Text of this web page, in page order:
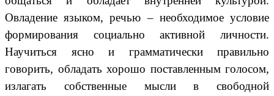
Овладение языком, речью – необходимое условие
формирования социально активной личности.
Научиться ясно и грамматически правильно
говорить, обладать хорошо поставленным голосом,
излагать собственные мысли в свободной